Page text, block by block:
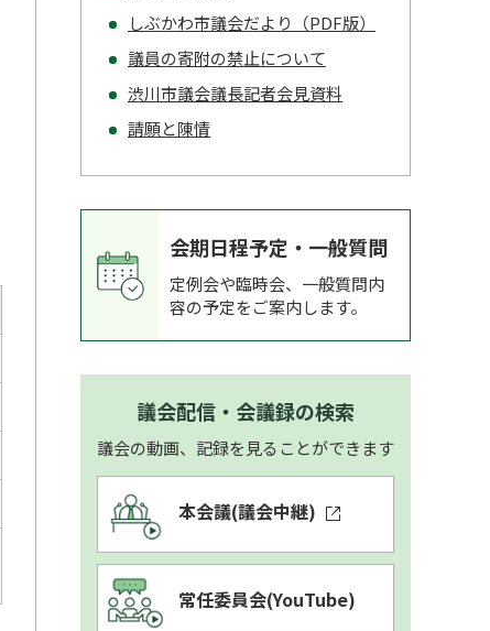
しぶかわ市議会だより（PDF版）
議員の寄附の禁止について
渋川市議会議長記者会見資料
請願と陳情
会期日程予定・一般質問
定例会や臨時会、一般質問内
容の予定をご案内します。
議会配信・会議録の検索
議会の動画、記録を見ることができます
本会議(議会中継)
常任委員会(YouTube)